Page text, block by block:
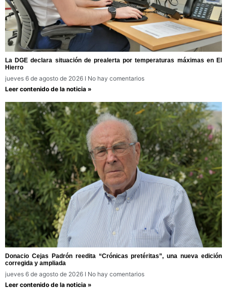
La DGE declara situación de prealerta por temperaturas máximas en El
Hierro
jueves 6 de agosto de 2026
No hay comentarios
Leer contenido de la noticia »
Donacio Cejas Padrón reedita “Crónicas pretéritas”, una nueva edición
corregida y ampliada
jueves 6 de agosto de 2026
No hay comentarios
Leer contenido de la noticia »